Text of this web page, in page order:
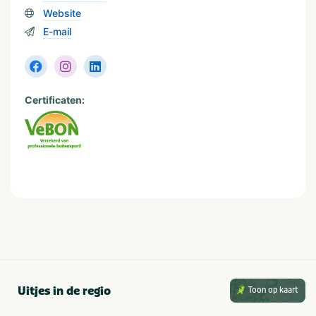
Categorie
Sportief & actief
VeBON gecertificeerd
Ja
Activiteiten
Familiedag
Vrijgezellenfeest
Website
E-mail
Certificaten:
Uitjes in de regio Toon op kaart